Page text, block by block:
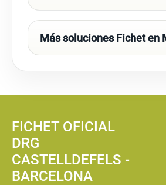
Más soluciones Fichet en
FICHET OFICIAL
DRG
CASTELLDEFELS -
BARCELONA